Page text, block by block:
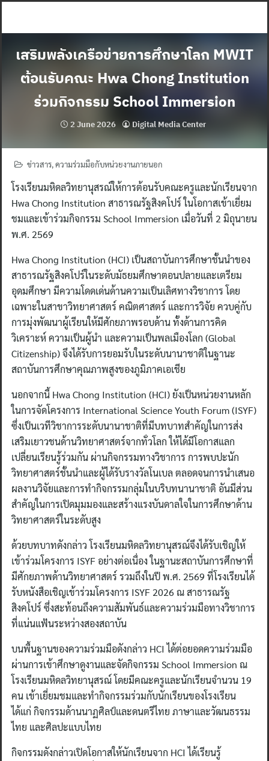
เสริมพลังเครือข่ายการศึกษาโลก MWIT
ต้อนรับคณะ Hwa Chong Institution
ร่วมกิจกรรม School Immersion
2 June 2026 Digital Media Center
ข่าวสาร,ความร่วมมือกับหน่วยงานภายนอก
โรงเรียนมหิดลวิทยานุสรณ์ให้การต้อนรับคณะครูและนักเรียนจาก
Hwa Chong Institution สาธารณรัฐสิงคโปร์ ในโอกาสเข้าเยี่ยม
ชมและเข้าร่วมกิจกรรม School Immersion เมื่อวันที่ 2 มิถุนายน
พ.ศ. 2569
Hwa Chong Institution (HCI) เป็นสถาบันการศึกษาชั้นนำของ
สาธารณรัฐสิงคโปร์ในระดับมัธยมศึกษาตอนปลายและเตรียม
อุดมศึกษา มีความโดดเด่นด้านความเป็นเลิศทางวิชาการ โดย
เฉพาะในสาขาวิทยาศาสตร์ คณิตศาสตร์ และการวิจัย ควบคู่กับ
การมุ่งพัฒนาผู้เรียนให้มีศักยภาพรอบด้าน ทั้งด้านการคิด
วิเคราะห์ ความเป็นผู้นำ และความเป็นพลเมืองโลก (Global
Citizenship) จึงได้รับการยอมรับในระดับนานาชาติในฐานะ
สถาบันการศึกษาคุณภาพสูงของภูมิภาคเอเชีย
นอกจากนี้ Hwa Chong Institution (HCI) ยังเป็นหน่วยงานหลัก
ในการจัดโครงการ International Science Youth Forum (ISYF)
ซึ่งเป็นเวทีวิชาการระดับนานาชาติที่มีบทบาทสำคัญในการส่ง
เสริมเยาวชนด้านวิทยาศาสตร์จากทั่วโลก ให้ได้มีโอกาสแลก
เปลี่ยนเรียนรู้ร่วมกัน ผ่านกิจกรรมทางวิชาการ การพบปะนัก
วิทยาศาสตร์ชั้นนำและผู้ได้รับรางวัลโนเบล ตลอดจนการนำเสนอ
ผลงานวิจัยและการทำกิจกรรมกลุ่มในบริบทนานาชาติ อันมีส่วน
สำคัญในการเปิดมุมมองและสร้างแรงบันดาลใจในการศึกษาด้าน
วิทยาศาสตร์ในระดับสูง
ด้วยบทบาทดังกล่าว โรงเรียนมหิดลวิทยานุสรณ์จึงได้รับเชิญให้
เข้าร่วมโครงการ ISYF อย่างต่อเนื่อง ในฐานะสถาบันการศึกษาที่
มีศักยภาพด้านวิทยาศาสตร์ รวมถึงในปี พ.ศ. 2569 ที่โรงเรียนได้
รับหนังสือเชิญเข้าร่วมโครงการ ISYF 2026 ณ สาธารณรัฐ
สิงคโปร์ ซึ่งสะท้อนถึงความสัมพันธ์และความร่วมมือทางวิชาการ
ที่แน่นแฟ้นระหว่างสองสถาบัน
บนพื้นฐานของความร่วมมือดังกล่าว HCI ได้ต่อยอดความร่วมมือ
ผ่านการเข้าศึกษาดูงานและจัดกิจกรรม School Immersion ณ
โรงเรียนมหิดลวิทยานุสรณ์ โดยมีคณะครูและนักเรียนจำนวน 19
คน เข้าเยี่ยมชมและทำกิจกรรมร่วมกับนักเรียนของโรงเรียน
ได้แก่ กิจกรรมด้านนาฏศิลป์และดนตรีไทย ภาษาและวัฒนธรรม
ไทย และศิลปะแบบไทย
กิจกรรมดังกล่าวเปิดโอกาสให้นักเรียนจาก HCI ได้เรียนรู้